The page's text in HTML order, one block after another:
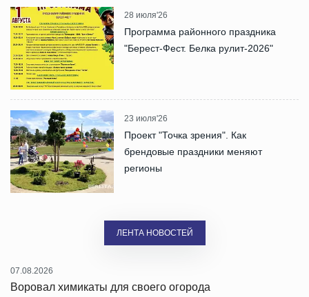
28 июля'26
Программа районного праздника
"Берест-Фест. Белка рулит-2026"
23 июля'26
Проект "Точка зрения". Как
брендовые праздники меняют
регионы
ЛЕНТА НОВОСТЕЙ
07.08.2026
Воровал химикаты для своего огорода